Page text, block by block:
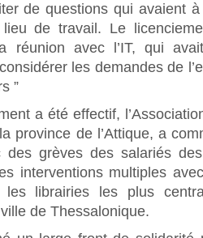
de questions qui avaient
de travail. Le
réunion avec l’IT, qui
les demandes de
”
a été effectif,
province de l’Attique, a
des grèves des salariés
interventions multiples
les librairies les plus
de Thessalonique.